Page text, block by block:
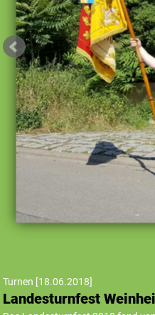
Turnen [18.06.2018]
Landesturnfest